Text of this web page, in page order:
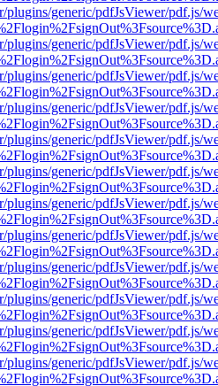
plugins/generic/pdfJsViewer/pdf.js/
plugins/generic/pdfJsViewer/pdf.js/
plugins/generic/pdfJsViewer/pdf.js/
plugins/generic/pdfJsViewer/pdf.js/
plugins/generic/pdfJsViewer/pdf.js/
plugins/generic/pdfJsViewer/pdf.js/
plugins/generic/pdfJsViewer/pdf.js/
plugins/generic/pdfJsViewer/pdf.js/
plugins/generic/pdfJsViewer/pdf.js/
plugins/generic/pdfJsViewer/pdf.js/
plugins/generic/pdfJsViewer/pdf.js/
plugins/generic/pdfJsViewer/pdf.js/